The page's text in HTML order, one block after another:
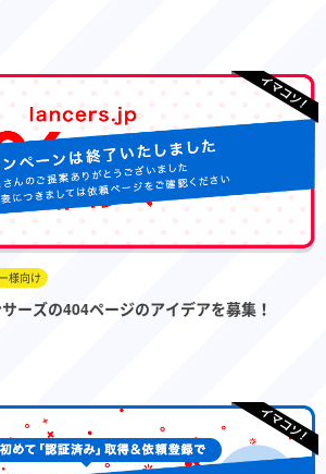
様向け
ーズの404ページのアイデアを募集！